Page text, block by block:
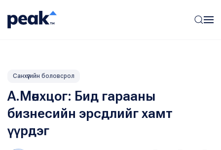
Санхүүгийн боловсрол
А.Мөнхцог: Бид гарааны
бизнесийн эрсдлийг хамт
үүрдэг